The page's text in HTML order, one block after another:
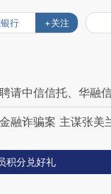
行 +关注
请中信信托、华融
融诈骗案 主谋张美
积分兑好礼